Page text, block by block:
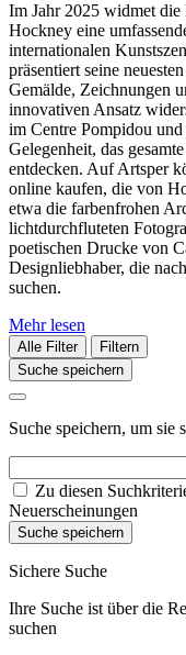
Im Jahr 2025 widmet
Hockney eine
internationalen
präsentiert seine
Gemälde, Zeichnungen
innovativen Ansatz
im Centre Pompidou
Gelegenheit, das
entdecken. Auf Artsper
online kaufen, die von
etwa die farbenfrohen
lichtdurchfluteten
poetischen Drucke von
Designliebhaber, die
suchen.
Mehr lesen
Alle Filter
Filtern
Suche speichern
Suche speichern, um sie
Zu diesen
Neuerscheinungen
Suche speichern
Sichere Suche
Ihre Suche ist über die
suchen